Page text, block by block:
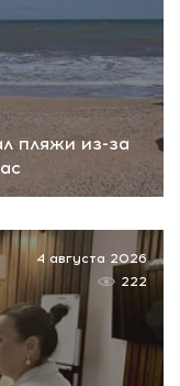
пляжи из-за
4 августа 2026
222